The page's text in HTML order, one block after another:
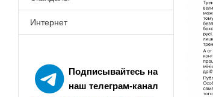
Интернет
Подписывайтесь на
наш телеграм-канал